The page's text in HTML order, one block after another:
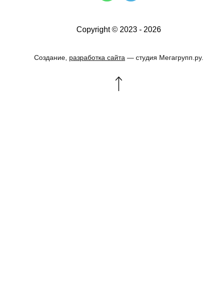
Copyright © 2023 - 2026
Создание, разработка сайта — студия Мегагрупп.ру.